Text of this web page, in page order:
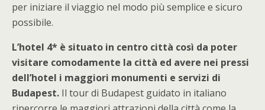
per iniziare il viaggio nel modo più semplice e sicuro
possibile.
L’hotel 4* è situato in centro città così da poter
visitare comodamente la città ed avere nei pressi
dell’hotel i maggiori monumenti e servizi di
Budapest. Il tour di Budapest guidato in italiano